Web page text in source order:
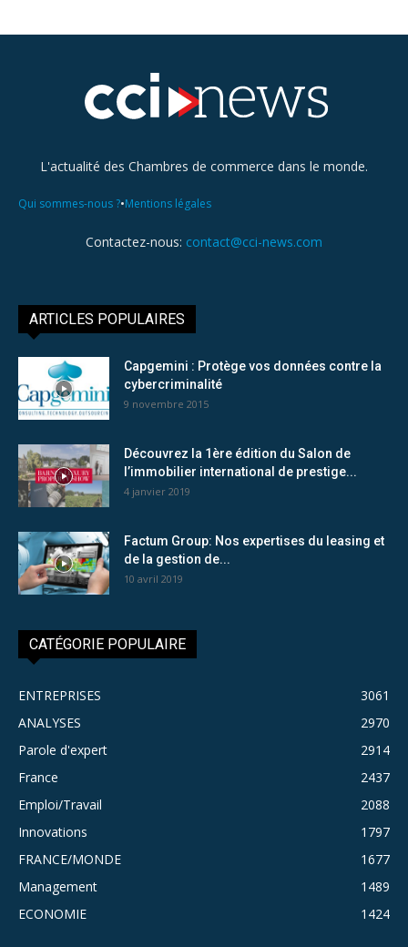
L'actualité des Chambres de commerce dans le monde.
Qui sommes-nous ?•Mentions légales
Contactez-nous: contact@cci-news.com
ARTICLES POPULAIRES
Capgemini : Protège vos données contre la
cybercriminalité
9 novembre 2015
Découvrez la 1ère édition du Salon de
l’immobilier international de prestige...
4 janvier 2019
Factum Group: Nos expertises du leasing et
de la gestion de...
10 avril 2019
CATÉGORIE POPULAIRE
ENTREPRISES
3061
ANALYSES
2970
Parole d'expert
2914
France
2437
Emploi/Travail
2088
Innovations
1797
FRANCE/MONDE
1677
Management
1489
ECONOMIE
1424